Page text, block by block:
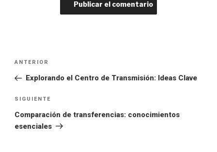
ANTERIOR
Explorando el Centro de Transmisión: Ideas Clave
SIGUIENTE
Comparación de transferencias: conocimientos
esenciales